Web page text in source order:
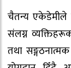
चैतन्य एकेडेमीले
संलग्न
तथा